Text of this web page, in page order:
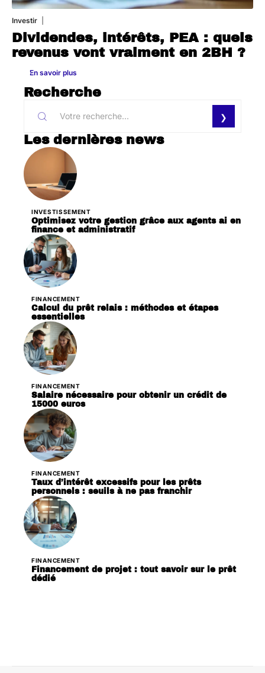
Investir
Dividendes, intérêts, PEA : quels
revenus vont vraiment en 2BH ?
En savoir plus
Recherche
Les dernières news
INVESTISSEMENT
Optimisez votre gestion grâce aux agents ai en
finance et administratif
FINANCEMENT
Calcul du prêt relais : méthodes et étapes
essentielles
FINANCEMENT
Salaire nécessaire pour obtenir un crédit de
15000 euros
FINANCEMENT
Taux d’intérêt excessifs pour les prêts
personnels : seuils à ne pas franchir
FINANCEMENT
Financement de projet : tout savoir sur le prêt
dédié